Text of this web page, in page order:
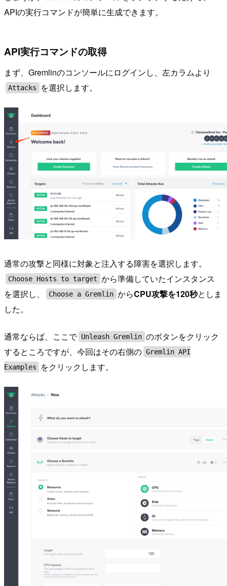
APIの実行コマンドが簡単に生成できます。
API実行コマンドの取得
まず、Gremlinのコンソールにログインし、左カラムより
Attacks を選択します。
通常の攻撃と同様に対象と注入する障害を選択します。
Choose Hosts to target から準備していたインスタンス
を選択し、
Choose a Gremlin からCPU攻撃を120秒としま
した。
通常ならば、ここで Unleash Gremlin のボタンをクリック
するところですが、今回はその右側の Gremlin API
Examples
をクリックします。